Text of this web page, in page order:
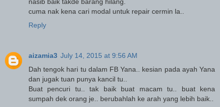
cuma nak kena cari modal untuk repair cermin la..
Reply
aizamia3 July 14, 2015 at 9:56 AM
Dah tengok hari tu dalam FB Yana.. kesian pada ayah Yana
dan jugak tuan punya kancil tu..
Buat pencuri tu.. tak baik buat macam tu.. buat kena
sumpah dek orang je.. berubahlah ke arah yang lebih baik..